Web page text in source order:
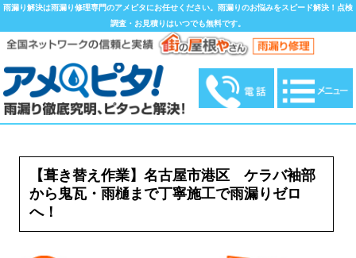
雨漏り解決は雨漏り修理専門のアメピタにお任せください。雨漏りのお悩みをスピード解決！点検
調査・お見積りはいつでも無料です。
【葺き替え作業】名古屋市港区 ケラバ袖部
から鬼瓦・雨樋まで丁寧施工で雨漏りゼロ
へ！